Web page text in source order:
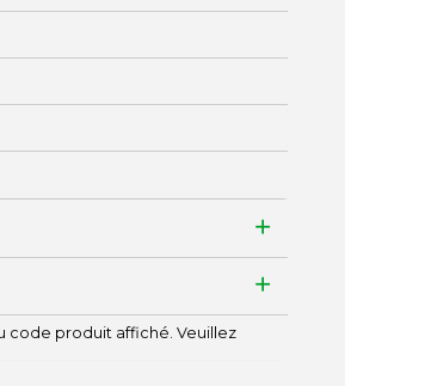
code produit affiché. Veuillez